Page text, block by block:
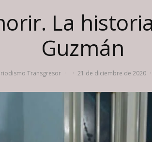
La
Guzmán
Transgresor · · 21 de diciembre de 2020 ·